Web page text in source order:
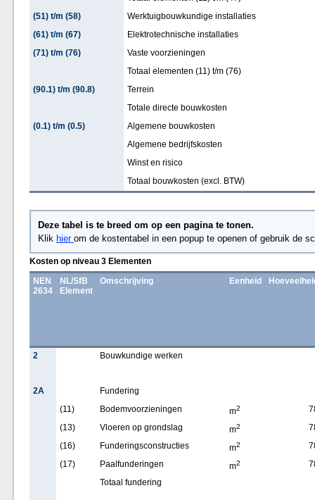
(51) t/m (58)
Werktuigbouwkundige installaties
(61) t/m (67)
Elektrotechnische installaties
(71) t/m (76)
Vaste voorzieningen
Totaal elementen (11) t/m (76)
(90.1) t/m (90.8)
Terrein
Totale directe bouwkosten
(0.1) t/m (0.5)
Algemene bouwkosten
Algemene bedrijfskosten
Winst en risico
Totaal bouwkosten (excl. BTW)
Deze tabel is te breed om op een pagina te tonen.
Klik hier om de kostentabel in een popup te openen of gebruik de
Kosten op niveau 3 Elementen
NEN
2634
NL/SfB
Element
Omschrijving Eenheid
2 Bouwkundige werken
2A
Fundering
(11)
Bodemvoorzieningen m2
(13)
Vloeren op grondslag m2
(16)
Funderingsconstructies m2
(17)
Paalfunderingen m2
Totaal fundering